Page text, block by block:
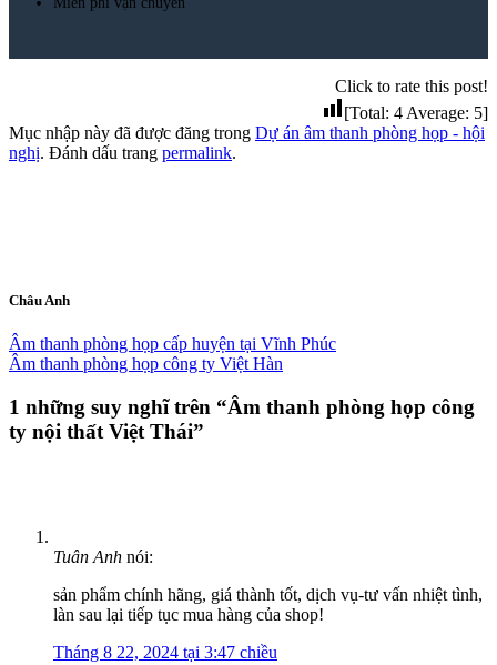
Click to rate this post!
[Total: 4 Average: 5]
Mục nhập này đã được đăng trong Dự án âm thanh phòng họp - hội
nghị. Đánh dấu trang permalink.
Châu Anh
Âm thanh phòng họp cấp huyện tại Vĩnh Phúc
Âm thanh phòng họp công ty Việt Hàn
1 những suy nghĩ trên “Âm thanh phòng họp công
ty nội thất Việt Thái”
Tuân Anh nói:
sản phẩm chính hãng, giá thành tốt, dịch vụ-tư vấn nhiệt tình,
làn sau lại tiếp tục mua hàng của shop!
Tháng 8 22, 2024 tại 3:47 chiều